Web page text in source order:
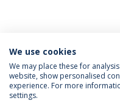
ÚLTIMAS NOTÍCIAS
Política de
We use cookies
We may place these for
website, show personalised
experience. For more
settings.